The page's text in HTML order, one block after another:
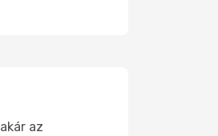
az